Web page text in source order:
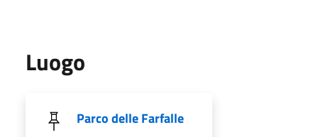
Luogo
Parco delle Farfalle